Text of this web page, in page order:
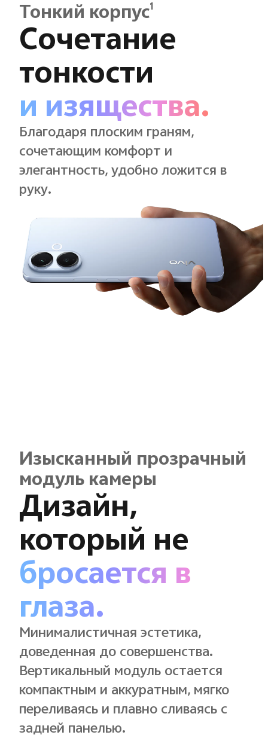
Тонкий корпус1
Сочетание
тонкости
и изящества.
Благодаря плоским граням,
сочетающим комфорт и
элегантность, удобно ложится в
руку.
Изысканный прозрачный
модуль камеры
Дизайн,
который не
бросается в
глаза.
Минималистичная эстетика,
доведенная до совершенства.
Вертикальный модуль остается
компактным и аккуратным, мягко
переливаясь и плавно сливаясь с
задней панелью.